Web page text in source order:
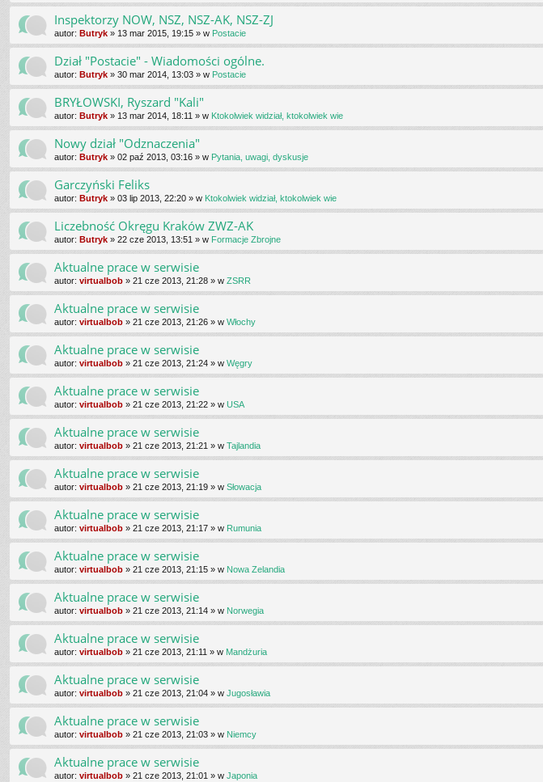
Inspektorzy NOW, NSZ, NSZ-AK, NSZ-ZJ
autor: Butryk » 13 mar 2015, 19:15 » w Postacie
Dział "Postacie" - Wiadomości ogólne.
autor: Butryk » 30 mar 2014, 13:03 » w Postacie
BRYŁOWSKI, Ryszard "Kali"
autor: Butryk » 13 mar 2014, 18:11 » w Ktokolwiek widział, ktokolwiek wie
Nowy dział "Odznaczenia"
autor: Butryk » 02 paź 2013, 03:16 » w Pytania, uwagi, dyskusje
Garczyński Feliks
autor: Butryk » 03 lip 2013, 22:20 » w Ktokolwiek widział, ktokolwiek wie
Liczebność Okręgu Kraków ZWZ-AK
autor: Butryk » 22 cze 2013, 13:51 » w Formacje Zbrojne
Aktualne prace w serwisie
autor: virtualbob » 21 cze 2013, 21:28 » w ZSRR
Aktualne prace w serwisie
autor: virtualbob » 21 cze 2013, 21:26 » w Włochy
Aktualne prace w serwisie
autor: virtualbob » 21 cze 2013, 21:24 » w Węgry
Aktualne prace w serwisie
autor: virtualbob » 21 cze 2013, 21:22 » w USA
Aktualne prace w serwisie
autor: virtualbob » 21 cze 2013, 21:21 » w Tajlandia
Aktualne prace w serwisie
autor: virtualbob » 21 cze 2013, 21:19 » w Słowacja
Aktualne prace w serwisie
autor: virtualbob » 21 cze 2013, 21:17 » w Rumunia
Aktualne prace w serwisie
autor: virtualbob » 21 cze 2013, 21:15 » w Nowa Zelandia
Aktualne prace w serwisie
autor: virtualbob » 21 cze 2013, 21:14 » w Norwegia
Aktualne prace w serwisie
autor: virtualbob » 21 cze 2013, 21:11 » w Mandżuria
Aktualne prace w serwisie
autor: virtualbob » 21 cze 2013, 21:04 » w Jugosławia
Aktualne prace w serwisie
autor: virtualbob » 21 cze 2013, 21:03 » w Niemcy
Aktualne prace w serwisie
autor: virtualbob » 21 cze 2013, 21:01 » w Japonia